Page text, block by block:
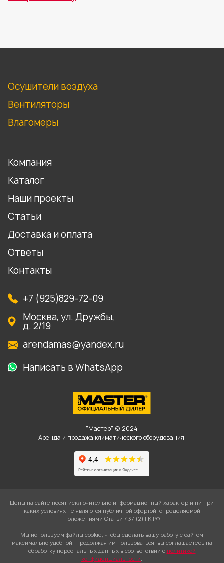
Осушители воздуха
Вентиляторы
Влагомеры
Компания
Каталог
Наши проекты
Статьи
Доставка и оплата
Ответы
Контакты
+7 (925)829-72-09
Москва, ул. Дружбы,
д. 2/19
arendamas@yandex.ru
Написать в WhatsApp
"Мастер" © 2024
Аренда и продажа климатического оборудования.
Цены на сайте носят исключительно информационный характер и ни при
каких условиях не являются публичной офертой, определяемой
положениями Статьи 437 (2) ГК РФ
Мы используем файлы cookie, чтобы сделать вашу работу с сайтом
максимально удобной. Продолжая им пользоваться, вы соглашаетесь на
обработку персональных данных в соответствии с политикой
конфиденциальности